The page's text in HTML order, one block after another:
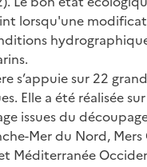
lorsqu'une
s’appuie sur 22
Elle a été réalisée
issues du
Mer du Nord,
Méditerranée